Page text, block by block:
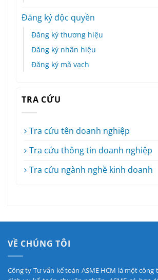
Đăng ký độc quyền
Đăng ký thương hiệu
Đăng ký nhãn hiệu
Đăng ký mã vạch
TRA CỨU
Tra cứu tên doanh nghiệp
Tra cứu thông tin doanh nghiệp
Tra cứu ngành nghề kinh doanh
VỀ CHÚNG TÔI
Công ty Tư vấn kế toán ASME HCM là một